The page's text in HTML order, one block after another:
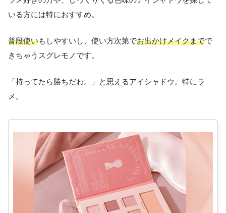
いる方には特におすすめ。
普段使いもしやすいし、使い方次第でお出かけメイクまでで
きちゃうスグレモノです。
「持ってたら勝ちだわ。」と思えるアイシャドウ。特にラ
メ。